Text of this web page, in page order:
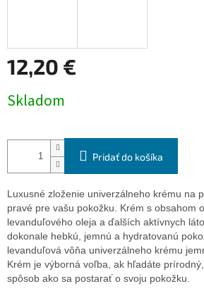
12,20 €
cena:
Skladom
Pridať do košíka
Luxusné zloženie univerzálneho krému na
pravé pre vašu pokožku. Krém s obsahom
levanduľového oleja a ďalších aktívnych
dokonale hebkú, jemnú a hydratovanú
levanduľová vôňa univerzálneho krému
Krém je výborná voľba, ak hľadáte
spôsob ako sa postarať o svoju pokožku.